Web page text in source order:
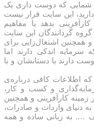
شمایی که دوست داری یک
این سایت قرار نیست
بدهد یا مفاهیم
گردانندگان این سایت
اشتغال‌زایی برای
اندکی دارند اما
دارند با دستانشان و با
که ‌اطلاعات کافی درباره‌ی
و کسب و کار،
زمینه کارآفرینی و همچنین
دنیای واردات و صادرات،
…. به زبانی ساده و همه